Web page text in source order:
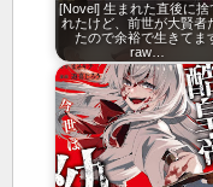
[Novel] 生まれた直後に捨
れたけど、前世が大賢者
たので余裕で生きてま
raw…